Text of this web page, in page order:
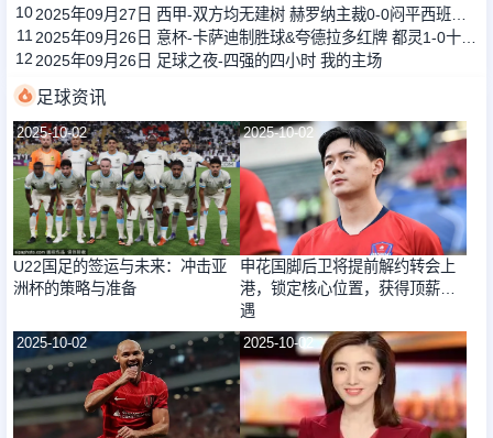
10
11
12 2025年09月26日 足球之夜-四强的四小时 我的主场
足球资讯
2025-10-02
U22国足的签运与未来：冲击亚
洲杯的策略与准备
2025-10-02
申花国脚后卫将提前解约转会上
港，锁定核心位置，获得顶薪待
遇
2025-10-02 2025-10-02